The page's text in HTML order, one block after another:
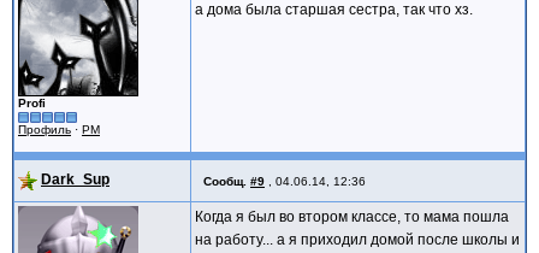
Profi
Профиль · PM
а дома была старшая сестра, так что хз.
Dark_Sup Сообщ. #9 04.06.14, 12:36
Когда я был во втором классе, то мама пошла
на работу... а я приходил домой после школы и